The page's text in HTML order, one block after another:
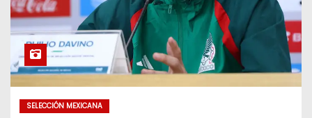
SELECCIÓN MEXICANA